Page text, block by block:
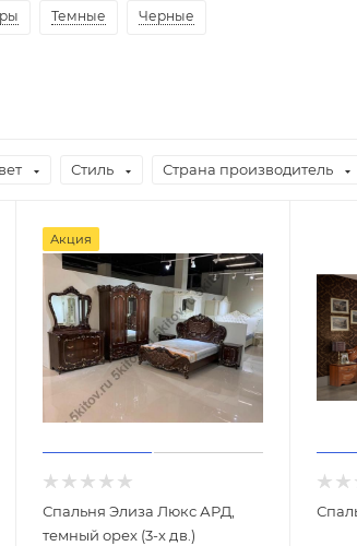
Темные Черные
Стиль Страна производитель
Акция
Спальня Элиза Люкс АРД,
темный орех (3-х дв.)